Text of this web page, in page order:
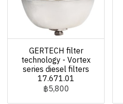
GERTECH filter
technology - Vortex
series diesel filters
17.671.01
฿5,800